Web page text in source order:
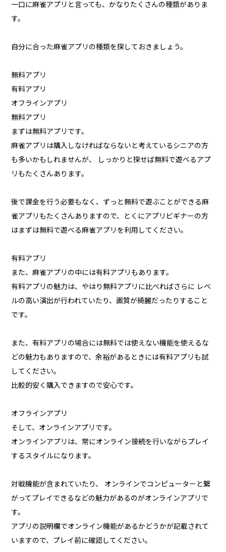
一口に麻雀アプリと言っても、かなりたくさんの種類がありま
す。
自分に合った麻雀アプリの種類を探しておきましょう。
無料アプリ
有料アプリ
オフラインアプリ
無料アプリ
まずは無料アプリです。
麻雀アプリは購入しなければならないと考えているシニアの方
も多いかもしれませんが、 しっかりと探せば無料で遊べるアプ
リもたくさんあります。
後で課金を行う必要もなく、ずっと無料で遊ぶことができる麻
雀アプリもたくさんありますので、とくにアプリビギナーの方
はまずは無料で遊べる麻雀アプリを利用してください。
有料アプリ
また、麻雀アプリの中には有料アプリもあります。
有料アプリの魅力は、やはり無料アプリに比べればさらに レベ
ルの高い演出が行われていたり、画質が綺麗だったりすること
です。
また、有料アプリの場合には無料では使えない機能を使えるな
どの魅力もありますので、余裕があるときには有料アプリも試
してください。
比較的安く購入できますので安心です。
オフラインアプリ
そして、オンラインアプリです。
オンラインアプリは、常にオンライン接続を行いながらプレイ
するスタイルになります。
対戦機能が含まれていたり、 オンラインでコンピューターと繋
がってプレイできるなどの魅力があるのがオンラインアプリで
す。
アプリの説明欄でオンライン機能があるかどうかが記載されて
いますので、プレイ前に確認してください。